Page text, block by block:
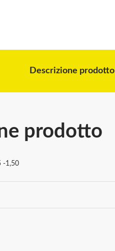
Descrizione prodotto
prodotto
-1,50